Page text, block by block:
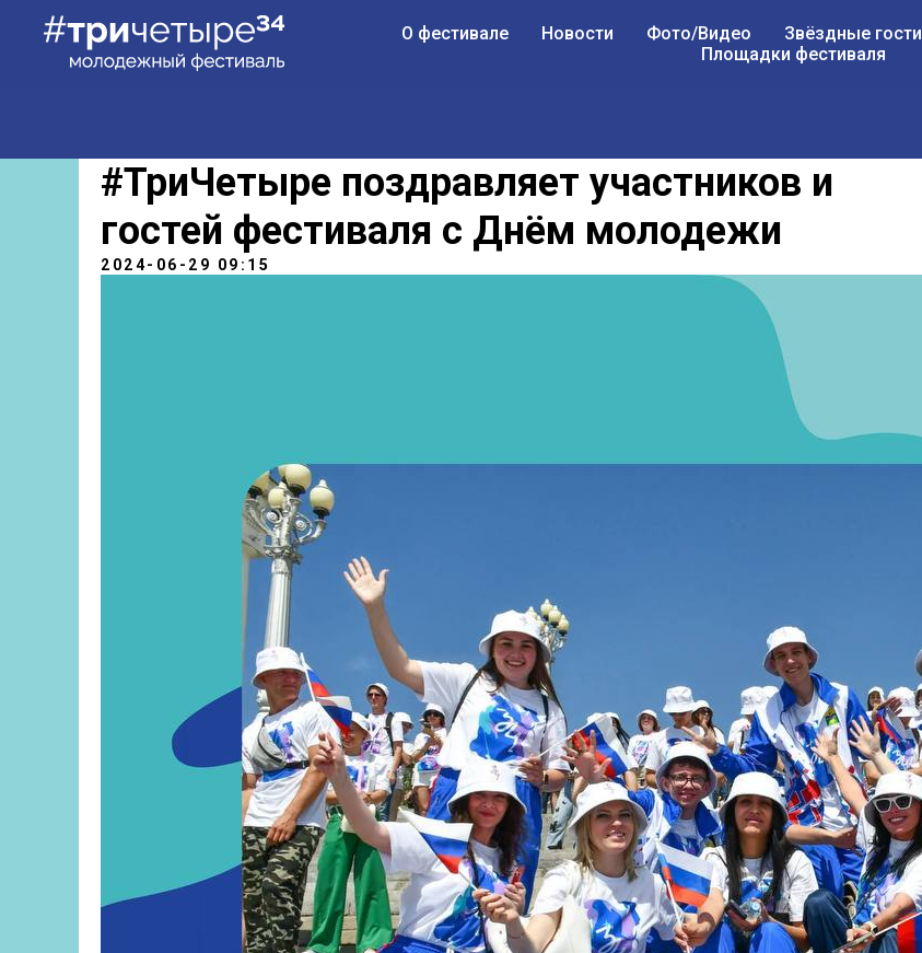
О фестивале Новости Фото/Видео Звёздные гости
Площадки фестиваля
#ТриЧетыре поздравляет участников и
гостей фестиваля с Днём молодежи
2024-06-29 09:15